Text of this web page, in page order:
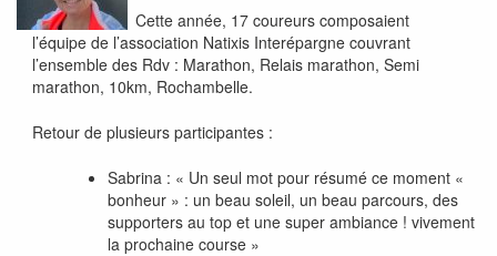
Cette année, 17 coureurs composaient
l’équipe de l’association Natixis Interépargne couvrant
l’ensemble des Rdv : Marathon, Relais marathon, Semi
marathon, 10km, Rochambelle.
Retour de plusieurs participantes :
Sabrina : « Un seul mot pour résumé ce moment «
bonheur » : un beau soleil, un beau parcours, des
supporters au top et une super ambiance ! vivement
la prochaine course »